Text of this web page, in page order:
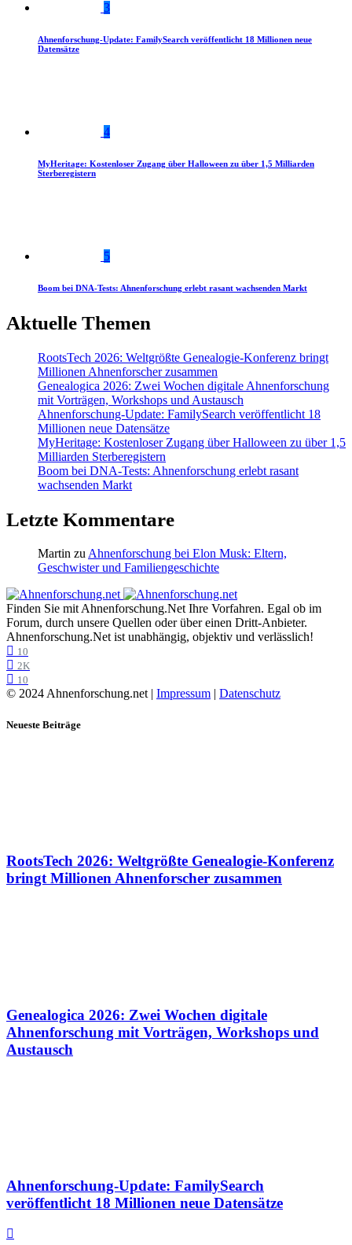
3
Ahnenforschung-Update: FamilySearch veröffentlicht 18 Millionen neue
Datensätze
4
MyHeritage: Kostenloser Zugang über Halloween zu über 1,5 Milliarden
Sterberegistern
5
Boom bei DNA-Tests: Ahnenforschung erlebt rasant wachsenden Markt
Aktuelle Themen
RootsTech 2026: Weltgrößte Genealogie-Konferenz bringt
Millionen Ahnenforscher zusammen
Genealogica 2026: Zwei Wochen digitale Ahnenforschung
mit Vorträgen, Workshops und Austausch
Ahnenforschung-Update: FamilySearch veröffentlicht 18
Millionen neue Datensätze
MyHeritage: Kostenloser Zugang über Halloween zu über 1,5
Milliarden Sterberegistern
Boom bei DNA-Tests: Ahnenforschung erlebt rasant
wachsenden Markt
Letzte Kommentare
Martin zu Ahnenforschung bei Elon Musk: Eltern,
Geschwister und Familiengeschichte
Finden Sie mit Ahnenforschung.Net Ihre Vorfahren. Egal ob im
Forum, durch unsere Quellen oder über einen Dritt-Anbieter.
Ahnenforschung.Net ist unabhängig, objektiv und verlässlich!
10
2K
10
© 2024 Ahnenforschung.net | Impressum | Datenschutz
Neueste Beiträge
RootsTech 2026: Weltgrößte Genealogie-Konferenz
bringt Millionen Ahnenforscher zusammen
Genealogica 2026: Zwei Wochen digitale
Ahnenforschung mit Vorträgen, Workshops und
Austausch
Ahnenforschung-Update: FamilySearch
veröffentlicht 18 Millionen neue Datensätze